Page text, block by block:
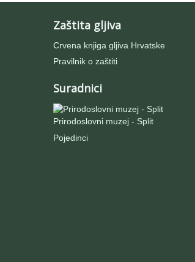
Zaštita gljiva
Crvena knjiga gljiva Hrvatske
Pravilnik o zaštiti
Suradnici
Prirodoslovni muzej - Split
Pojedinci